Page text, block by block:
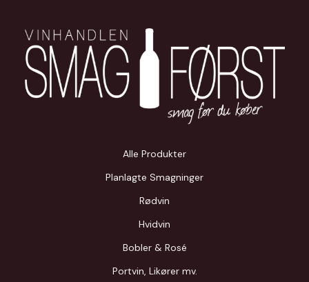
Alle Produkter
Planlagte Smagninger
Rødvin
Hvidvin
Bobler & Rosé
Portvin, Likører mv.